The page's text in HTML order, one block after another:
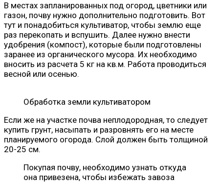
В местах запланированных под огород, цветники или
газон, почву нужно дополнительно подготовить. Вот
тут и понадобиться культиватор, чтобы землю еще
раз перекопать и вспушить. Далее нужно внести
удобрения (компост), которые были подготовлены
заранее из органического мусора. Их необходимо
вносить из расчета 5 кг на кв.м. Работа проводиться
весной или осенью.
Обработка земли культиватором
Если же на участке почва неплодородная, то следует
купить грунт, насыпать и разровнять его на месте
планируемого огорода. Слой должен быть толщиной
20-25 см.
Покупая почву, необходимо узнать откуда
она привезена, чтобы избежать завоза